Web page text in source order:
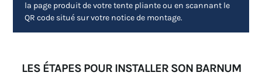
la page produit de votre tente pliante ou en scannant le
QR code situé sur votre notice de montage.
LES ÉTAPES POUR INSTALLER SON BARNUM